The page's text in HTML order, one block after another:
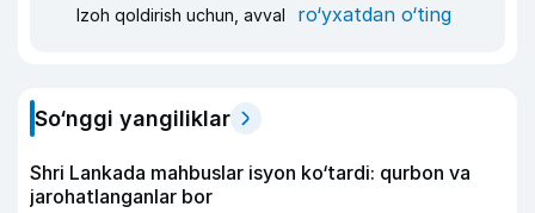
Izoh qoldirish uchun, avval ro‘yxatdan o‘ting
So‘nggi yangiliklar
Shri Lankada mahbuslar isyon ko‘tardi: qurbon va
jarohatlanganlar bor